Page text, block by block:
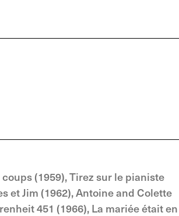
(1959), Tirez sur le pianiste
et Jim (1962), Antoine and Colette
451 (1966), La mariée était en